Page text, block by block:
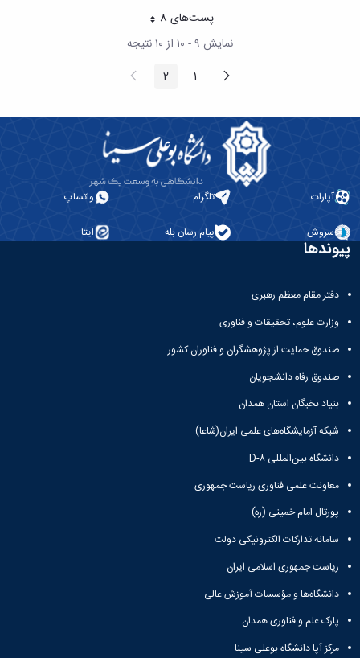
پست‌‌های 8هر صفحه
نمایش ۹ - ۱۰ از ۱۰ نتیجه
پیغام
قبلی صفحه1 صفحه2 صفحه
بعد
آپارات تلگرام واتساپ
سروش پیام رسان بله ایتا
پیوندها
دفتر مقام معظم رهبری
وزارت علوم، تحقیقات و فناوری
صندوق حمایت از پژوهشگران و فناوران کشور
صندوق رفاه دانشجویان
بنیاد نخبگان استان همدان
شبکه آزمایشگاه‌های علمی ایران(شاعا)
دانشگاه بین‌المللی D-۸
معاونت علمی فناوری ریاست جمهوری
پورتال امام خمینی (ره)
سامانه تدارکات الکترونیکی دولت
ریاست جمهوری اسلامی ایران
دانشگاه‌ها و مؤسسات آموزش عالی
پارک علم و فناوری همدان
مرکز آپا دانشگاه بوعلی سینا